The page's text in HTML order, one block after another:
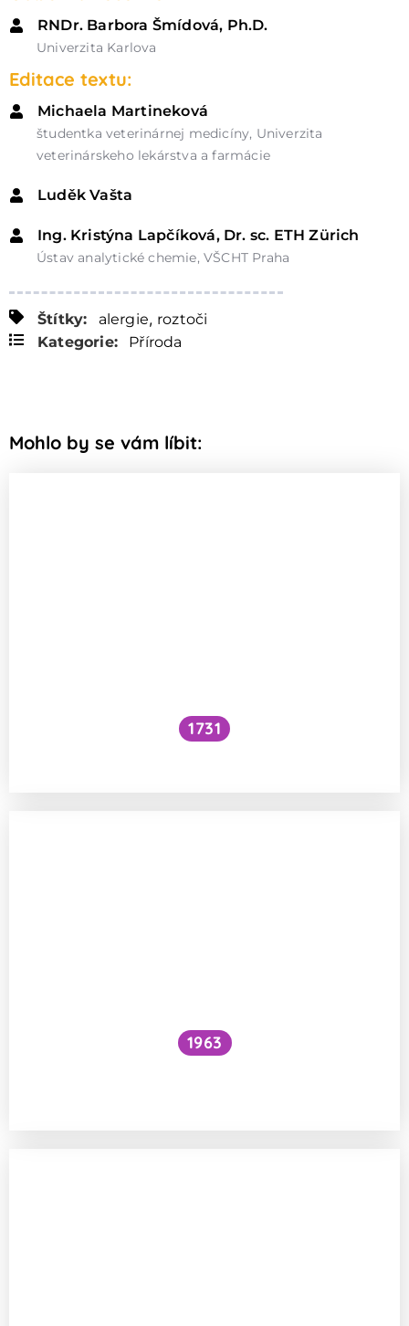
RNDr. Barbora Šmídová, Ph.D.
Univerzita Karlova
Editace textu:
Michaela Martineková
študentka veterinárnej medicíny, Univerzita
veterinárskeho lekárstva a farmácie
Luděk Vašta
Ing. Kristýna Lapčíková, Dr. sc. ETH Zürich
Ústav analytické chemie, VŠCHT Praha
Štítky: alergie, roztoči
Kategorie:
Příroda
Mohlo by se vám líbit:
1731
1963